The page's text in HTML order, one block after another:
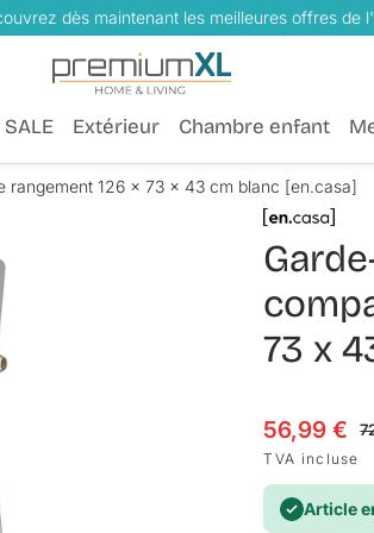
dès maintenant les meilleures offres de
Extérieur Chambre enfant
rangement 126 x 73 x 43 cm blanc [en.casa]
73 x
Prix en solde
56,99 €
Prix habituel
TVA incluse
Article